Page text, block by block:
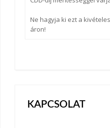
Ne hagyja ki ezt a
áron!
KAPCSOLAT